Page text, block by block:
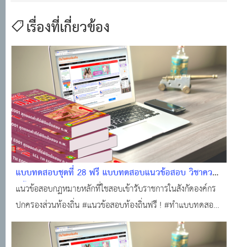
เรื่องที่เกี่ยวข้อง
แบบทดสอบชุดที่ 28 ฟรี แบบทดสอบแนวข้อสอบ วิชาความ
รู้พื้นฐานในการปฏิบัติราชการ (กฏหมายหลักที่ใช้สอบองค์กร
ปกครองส่วนท้องถิ่น (25 ข้อพร้อมใบเกียรติบัตร) #แนว
ข้อสอบออนไลน์
แนวข้อสอบกฏหมายหลักที่ใชสอบเข้ารับราชการในสังกัดองค์กร
ปกครองส่วนท้องถิ่น #แนวข้อสอบท้องถิ่นฟรี ! #ทำแบบทดสอบ
ฟรี!!! #ข้อสอบท้องถิ่นฟรี !!! #สอบบรรจุท้องถิ่น #แหล่งเรียนรู้
ของคนท้องถิ่น #ติวสอบออนไลน์ #แนวข้อสอบออนไลน์